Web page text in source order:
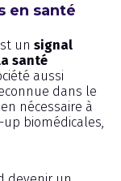
en santé
un signal
santé
aussi
dans le
nécessaire à
biomédicales,